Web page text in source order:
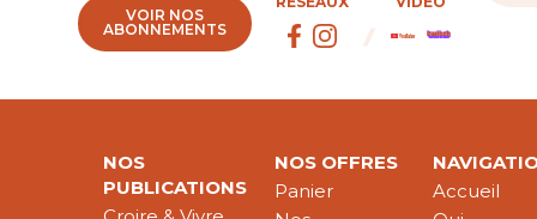
VOIR NOS
ABONNEMENTS
NOS
PUBLICATIONS
NOS OFFRES
Panier
Accueil